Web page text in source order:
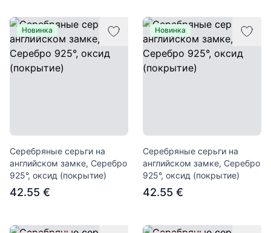
Новинка
Серебряные серьги на
английском замке, Серебро
925°, оксид (покрытие)
42.55 €
Новинка
Серебряные серьги на
английском замке, Серебро
925°, оксид (покрытие)
42.55 €